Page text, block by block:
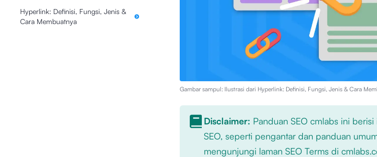
Hyperlink: Definisi, Fungsi, Jenis &
Cara Membuatnya
Gambar sampul: Ilustrasi dari Hyperlink: Definisi, Fungsi, Jenis & Cara
Disclaimer: Panduan SEO cmlabs ini
SEO, seperti pengantar dan panduan
mengunjungi laman SEO Terms di